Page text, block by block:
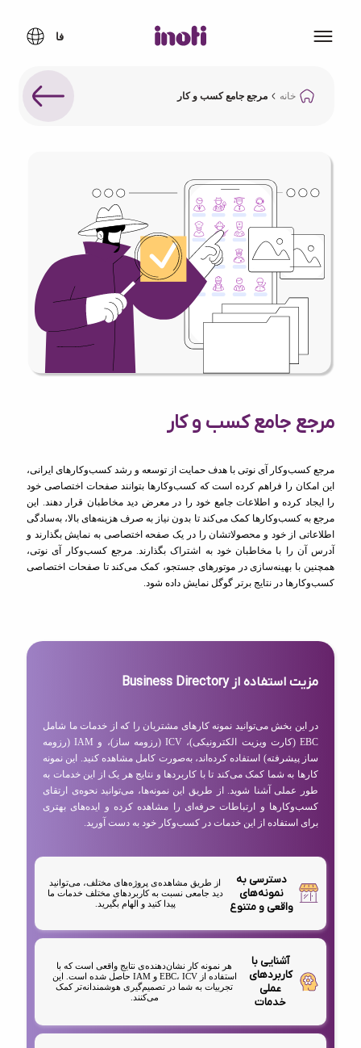
خانه مرجع جامع کسب و کار
مرجع جامع کسب و کار
مرجع کسب‌وکار آی نوتی با هدف حمایت از توسعه و رشد کسب‌وکارهای ایرانی،
این امکان را فراهم کرده است که کسب‌وکارها بتوانند صفحات اختصاصی خود
را ایجاد کرده و اطلاعات جامع خود را در معرض دید مخاطبان قرار دهند. این
مرجع به کسب‌وکارها کمک می‌کند تا بدون نیاز به صرف هزینه‌های بالا، به‌سادگی
اطلاعاتی از خود و محصولاتشان را در یک صفحه اختصاصی به نمایش بگذارند و
آدرس آن را با مخاطبان خود به اشتراک بگذارند. مرجع کسب‌وکار آی نوتی،
همچنین با بهینه‌سازی در موتورهای جستجو، کمک می‌کند تا صفحات اختصاصی
کسب‌وکارها در نتایج برتر گوگل نمایش داده شود.
مزیت استفاده از Business Directory
در این بخش می‌توانید نمونه کارهای مشتریان را که از خدمات ما شامل
EBC (کارت ویزیت الکترونیکی)، ICV (رزومه ساز)، و IAM (رزومه
ساز پیشرفته) استفاده کرده‌اند، به‌صورت کامل مشاهده کنید. این نمونه
کارها به شما کمک می‌کند تا با کاربردها و نتایج هر یک از این خدمات به
طور عملی آشنا شوید. از طریق این نمونه‌ها، می‌توانید نحوه‌ی ارتقای
کسب‌وکارها و ارتباطات حرفه‌ای را مشاهده کرده و ایده‌های بهتری
برای استفاده از این خدمات در کسب‌وکار خود به دست آورید.
دسترسی به
نمونه‌های
واقعی و متنوع
از طریق مشاهده‌ی پروژه‌های مختلف، می‌توانید
دید جامعی نسبت به کاربردهای مختلف خدمات ما
پیدا کنید و الهام بگیرید.
آشنایی با
کاربردهای
عملی
خدمات
هر نمونه کار نشان‌دهنده‌ی نتایج واقعی است که با
استفاده از EBC، ICV و IAM حاصل شده است. این
تجربیات به شما در تصمیم‌گیری هوشمندانه‌تر کمک
می‌کنند.